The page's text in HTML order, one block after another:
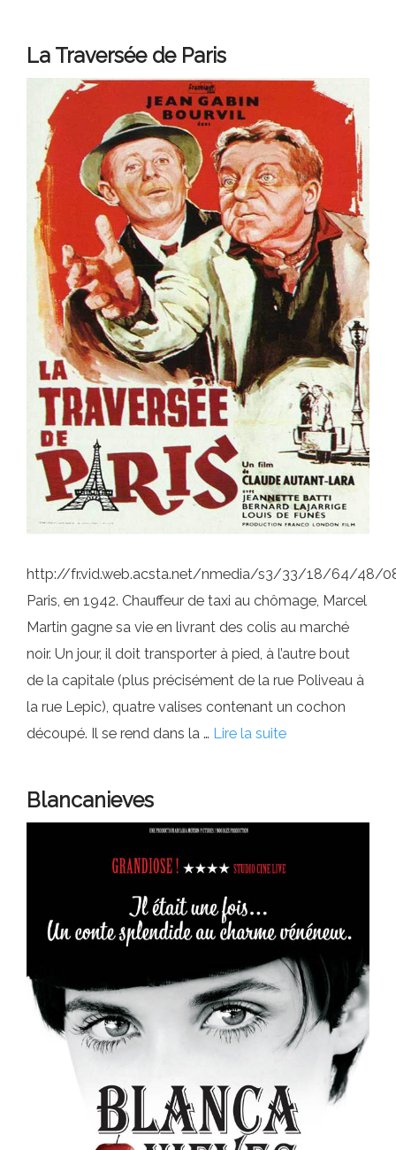
La Traversée de Paris
http://fr.vid.web.acsta.net/nmedia/s3/33/18/64/48/
Paris, en 1942. Chauffeur de taxi au chômage, Marcel
Martin gagne sa vie en livrant des colis au marché
noir. Un jour, il doit transporter à pied, à l’autre bout
de la capitale (plus précisément de la rue Poliveau à
la rue Lepic), quatre valises contenant un cochon
découpé. Il se rend dans la … Lire la suite
Blancanieves